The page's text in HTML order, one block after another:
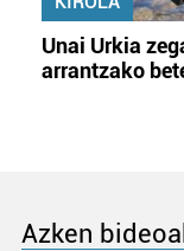
Unai Urkia
arrantzako
Azken